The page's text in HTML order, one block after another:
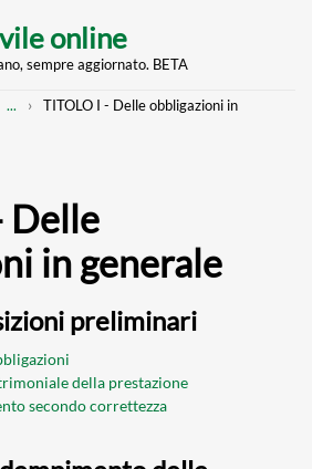
online
sempre aggiornato. BETA
Mostra
...
TITOLO I - Delle obbligazioni in
Delle
in generale
preliminari
della prestazione
secondo correttezza